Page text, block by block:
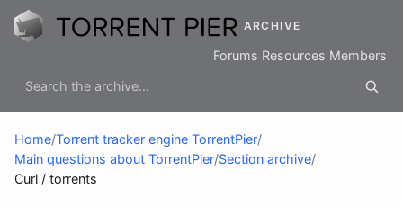
ARCHIVE
Forums Resources Members
Home/Torrent tracker engine TorrentPier/
Main questions about TorrentPier/Section archive/
Curl / torrents